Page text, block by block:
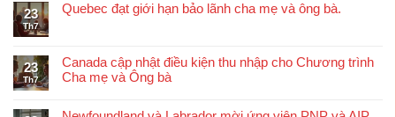
23
Th7
Quebec đạt giới hạn bảo lãnh cha mẹ và ông bà.
23
Th7
Canada cập nhật điều kiện thu nhập cho Chương trình
Cha mẹ và Ông bà